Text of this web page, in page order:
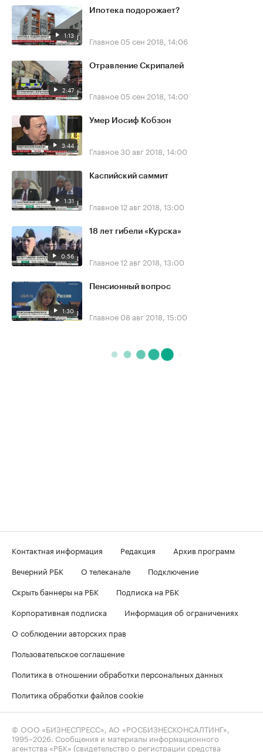
1:13
Ипотека подорожает?
Главное 05 сен 2018, 14:06
2:47
Отравление Скрипалей
Главное 05 сен 2018, 14:00
3:44
Умер Иосиф Кобзон
Главное30 авг 2018, 14:00
1:31
Каспийский саммит
Главное12 авг 2018, 13:00
0:56
18 лет гибели «Курска»
Главное12 авг 2018, 13:00
1:30
Пенсионный вопрос
Главное 08 авг 2018, 15:00
Контактная информация Редакция
Архив программ
Вечерний РБК
О телеканале
Подключение
Скрыть баннеры на РБК
Подписка на РБК
Корпоративная подписка
Информация об ограничениях
О соблюдении авторских прав
Пользовательское соглашение
Политика в отношении обработки персональных данных
Политика обработки файлов cookie
© ООО «БИЗНЕСПРЕСС», АО «РОСБИЗНЕСКОНСАЛТИНГ»,
1995–2026. Сообщения и материалы информационного
агентства «РБК» (свидетельство о регистрации средства